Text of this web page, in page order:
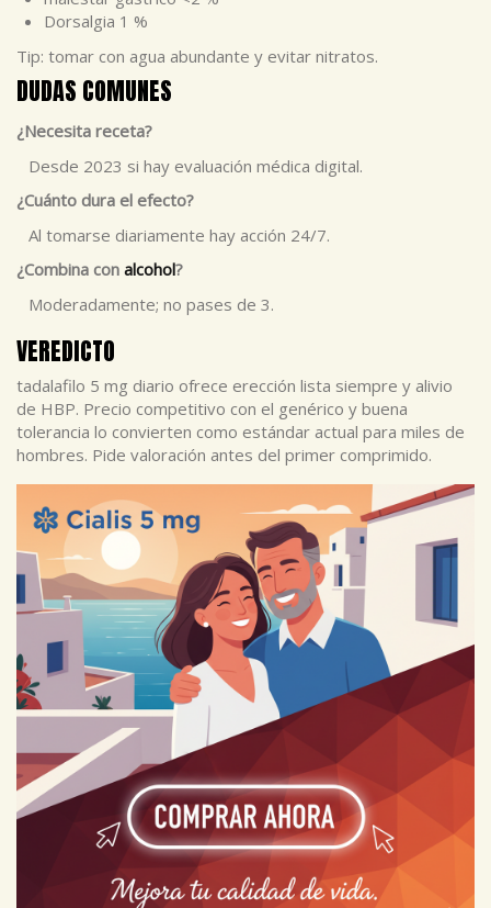
Dorsalgia 1 %
Tip: tomar con agua abundante y evitar nitratos.
DUDAS COMUNES
¿Necesita receta?
Desde 2023 si hay evaluación médica digital.
¿Cuánto dura el efecto?
Al tomarse diariamente hay acción 24/7.
¿Combina con alcohol?
Moderadamente; no pases de 3.
VEREDICTO
tadalafilo 5 mg diario ofrece erección lista siempre y alivio
de HBP. Precio competitivo con el genérico y buena
tolerancia lo convierten como estándar actual para miles de
hombres. Pide valoración antes del primer comprimido.